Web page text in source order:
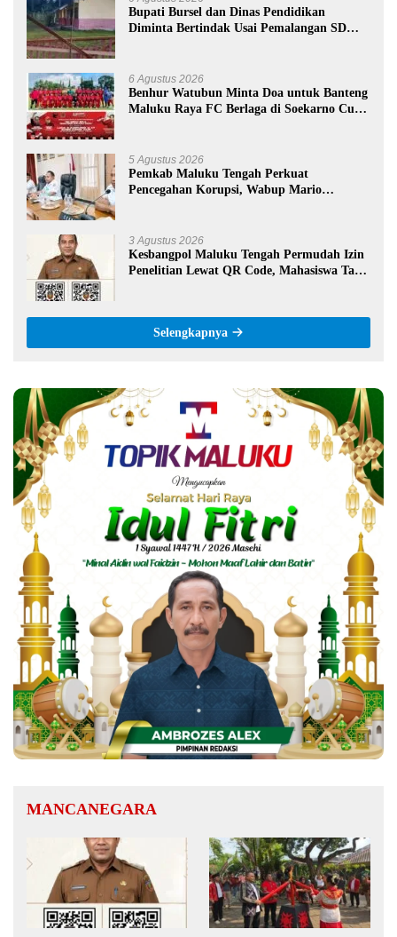
Bupati Bursel dan Dinas Pendidikan
Diminta Bertindak Usai Pemalangan SD
6 Agustus 2026
Benhur Watubun Minta Doa untuk Banteng
Maluku Raya FC Berlaga di Soekarno Cup
5 Agustus 2026
Pemkab Maluku Tengah Perkuat
Pencegahan Korupsi, Wabup Mario
3 Agustus 2026
Kesbangpol Maluku Tengah Permudah Izin
Penelitian Lewat QR Code, Mahasiswa Tak
Selengkapnya
MANCANEGARA